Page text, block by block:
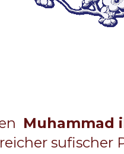
Muhammad
sufischer